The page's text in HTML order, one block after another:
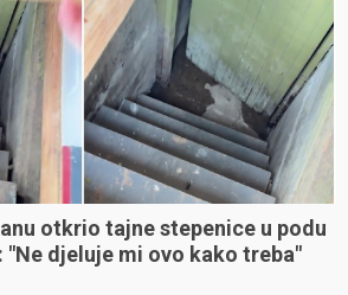
otkrio tajne stepenice u podu
"Ne djeluje mi ovo kako treba"